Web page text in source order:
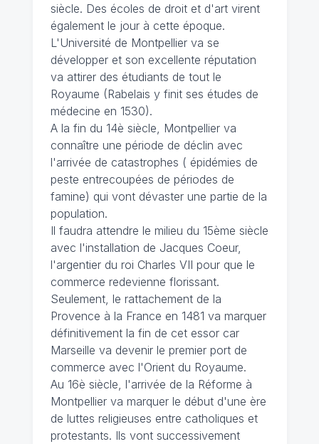
siècle. Des écoles de droit et d'art virent
également le jour à cette époque.
L'Université de Montpellier va se
développer et son excellente réputation
va attirer des étudiants de tout le
Royaume (Rabelais y finit ses études de
médecine en 1530).
A la fin du 14è siècle, Montpellier va
connaître une période de déclin avec
l'arrivée de catastrophes ( épidémies de
peste entrecoupées de périodes de
famine) qui vont dévaster une partie de la
population.
Il faudra attendre le milieu du 15ème siècle
avec l'installation de Jacques Coeur,
l'argentier du roi Charles VII pour que le
commerce redevienne florissant.
Seulement, le rattachement de la
Provence à la France en 1481 va marquer
définitivement la fin de cet essor car
Marseille va devenir le premier port de
commerce avec l'Orient du Royaume.
Au 16è siècle, l'arrivée de la Réforme à
Montpellier va marquer le début d'une ère
de luttes religieuses entre catholiques et
protestants. Ils vont successivement